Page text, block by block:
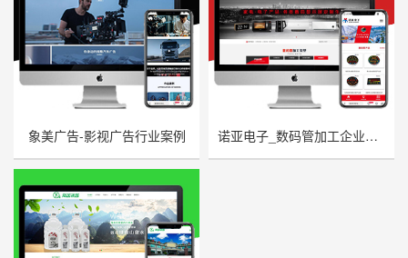
象美广告-影视广告行业案例 诺亚电子_数码管加工企业网站案例